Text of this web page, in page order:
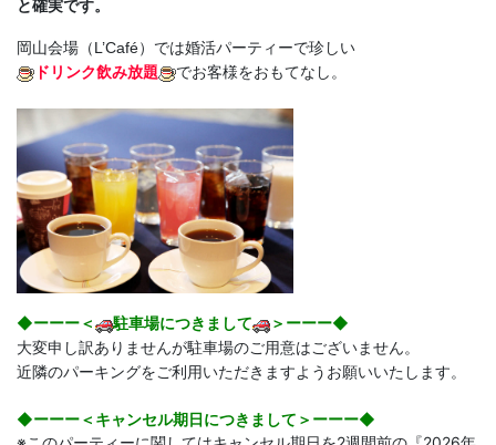
と確実です。
岡山会場（L’Café）では婚活パーティーで珍しい
ドリンク飲み放題
でお客様をおもてなし。
◆ーーー＜ 駐車場につきまして ＞ーーー◆
大変申し訳ありませんが駐車場のご用意はございません。
近隣のパーキングをご利用いただきますようお願いいたします。
◆ーーー＜キャンセル期日につきまして＞ーーー◆